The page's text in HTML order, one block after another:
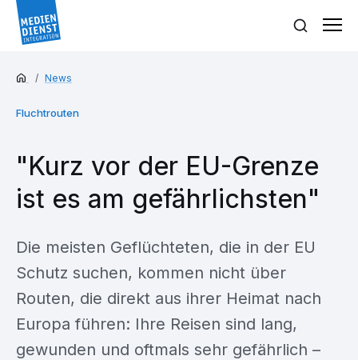
News
Fluchtrouten
"Kurz vor der EU-Grenze
ist es am gefährlichsten"
Die meisten Geflüchteten, die in der EU
Schutz suchen, kommen nicht über
Routen, die direkt aus ihrer Heimat nach
Europa führen: Ihre Reisen sind lang,
gewunden und oftmals sehr gefährlich –